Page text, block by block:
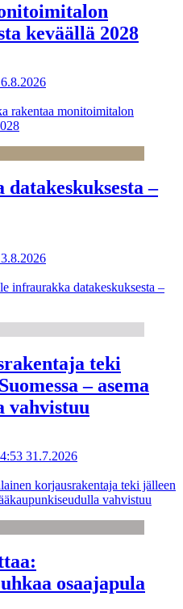
keväällä 2028
6.8.2026
rakentaa monitoimitalon
–
3.8.2026
infraurakka datakeskuksesta –
teki
– asema
vahvistuu
31.7.2026
korjausrakentaja teki jälleen
vahvistuu
osaajapula